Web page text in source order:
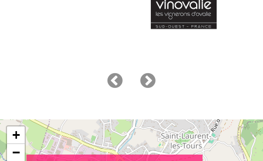
+
−